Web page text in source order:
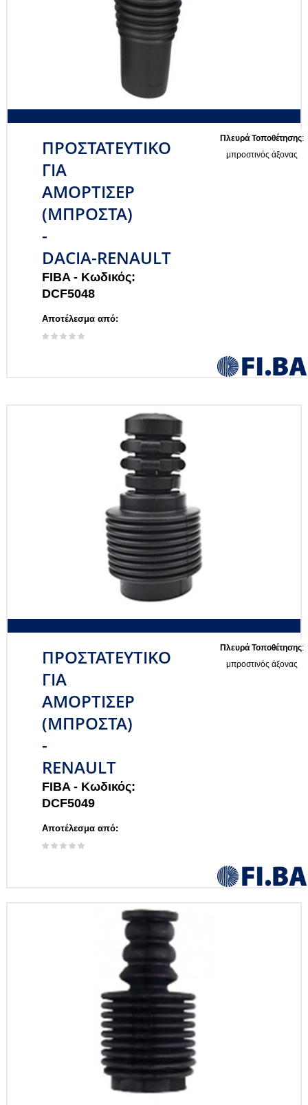
ΠΡΟΣΤΑΤΕΥΤΙΚΟ
ΓΙΑ
ΑΜΟΡΤΙΣΕΡ
(ΜΠΡΟΣΤΑ)
-
DACIA-RENAULT
FIBA - Κωδικός:
DCF5048
Αποτέλεσμα από:
Πλευρά Τοποθέτησης:
μπροστινός άξονας
ΠΡΟΣΤΑΤΕΥΤΙΚΟ
ΓΙΑ
ΑΜΟΡΤΙΣΕΡ
(ΜΠΡΟΣΤΑ)
-
RENAULT
FIBA - Κωδικός:
DCF5049
Αποτέλεσμα από:
Πλευρά Τοποθέτησης:
μπροστινός άξονας